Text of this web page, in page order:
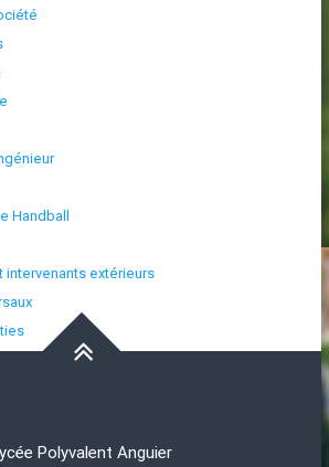
Handball
intervenants extérieurs
Polyvalent Anguier